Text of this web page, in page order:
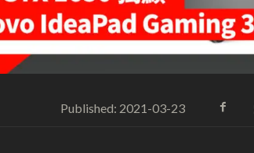
Published: 2021-03-23